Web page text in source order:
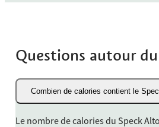
Questions autour
Combien de calories contient le
Le nombre de calories du Speck